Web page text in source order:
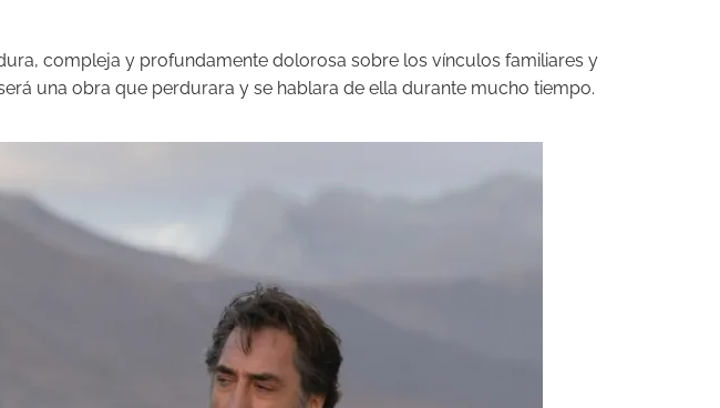
compleja y profundamente dolorosa sobre los vínculos familiares y
una obra que perdurara y se hablara de ella durante mucho tiempo.